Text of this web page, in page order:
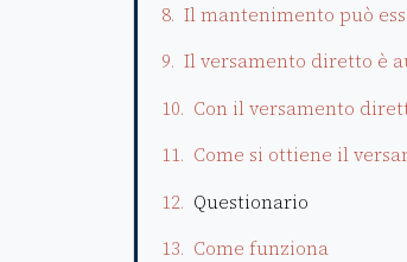
Il mantenimento può
Il versamento diretto è
Con il versamento
Come si ottiene il
Questionario
Come funziona